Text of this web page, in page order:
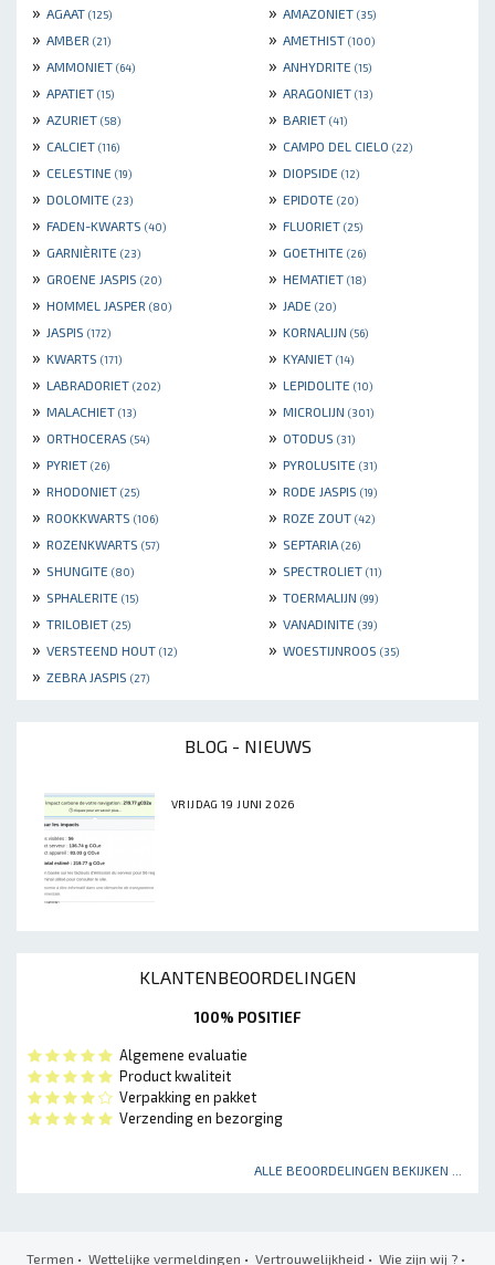
» AGAAT (125) » AMAZONIET (35)
» AMBER (21) » AMETHIST (100)
» AMMONIET (64) » ANHYDRITE (15)
» APATIET (15) » ARAGONIET (13)
» AZURIET (58) » BARIET (41)
» CALCIET (116) » CAMPO DEL CIELO (22)
» CELESTINE (19) » DIOPSIDE (12)
» DOLOMITE (23) » EPIDOTE (20)
» FADEN-KWARTS (40) » FLUORIET (25)
» GARNIÈRITE (23) » GOETHITE (26)
» GROENE JASPIS (20) » HEMATIET (18)
» HOMMEL JASPER (80) » JADE (20)
» JASPIS (172) » KORNALIJN (56)
» KWARTS (171) » KYANIET (14)
» LABRADORIET (202) » LEPIDOLITE (10)
» MALACHIET (13) » MICROLIJN (301)
» ORTHOCERAS (54) » OTODUS (31)
» PYRIET (26) » PYROLUSITE (31)
» RHODONIET (25) » RODE JASPIS (19)
» ROOKKWARTS (106) » ROZE ZOUT (42)
» ROZENKWARTS (57) » SEPTARIA (26)
» SHUNGITE (80) » SPECTROLIET (11)
» SPHALERITE (15) » TOERMALIJN (99)
» TRILOBIET (25) » VANADINITE (39)
» VERSTEEND HOUT (12) » WOESTIJNROOS (35)
» ZEBRA JASPIS (27)
BLOG - NIEUWS
VRIJDAG 19 JUNI 2026
KLANTENBEOORDELINGEN
100% POSITIEF
Algemene evaluatie
Product kwaliteit
Verpakking en pakket
Verzending en bezorging
ALLE BEOORDELINGEN BEKIJKEN ...
Termen • Wettelijke vermeldingen • Vertrouwelijkheid • Wie zijn wij ? •